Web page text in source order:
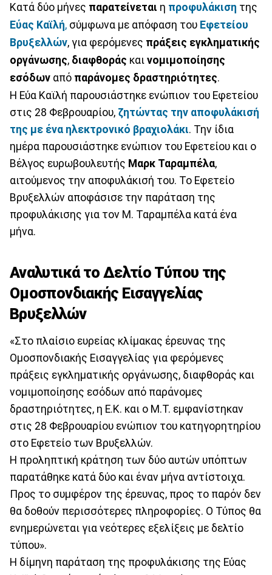
Κατά δύο μήνες παρατείνεται η προφυλάκιση της
Εύας Καϊλή, σύμφωνα με απόφαση του Εφετείου
Βρυξελλών, για φερόμενες πράξεις εγκληματικής
οργάνωσης, διαφθοράς και νομιμοποίησης
εσόδων από παράνομες δραστηριότητες.
Η Εύα Καϊλή παρουσιάστηκε ενώπιον του Εφετείου
στις 28 Φεβρουαρίου, ζητώντας την αποφυλάκισή
της με ένα ηλεκτρονικό βραχιολάκι. Την ίδια
ημέρα παρουσιάστηκε ενώπιον του Εφετείου και ο
Βέλγος ευρωβουλευτής Μαρκ Ταραμπέλα,
αιτούμενος την αποφυλάκισή του. Το Εφετείο
Βρυξελλών αποφάσισε την παράταση της
προφυλάκισης για τον Μ. Ταραμπέλα κατά ένα
μήνα.
Αναλυτικά το Δελτίο Τύπου της
Ομοσπονδιακής Εισαγγελίας
Βρυξελλών
«Στο πλαίσιο ευρείας κλίμακας έρευνας της
Ομοσπονδιακής Εισαγγελίας για φερόμενες
πράξεις εγκληματικής οργάνωσης, διαφθοράς και
νομιμοποίησης εσόδων από παράνομες
δραστηριότητες, η Ε.Κ. και ο Μ.Τ. εμφανίστηκαν
στις 28 Φεβρουαρίου ενώπιον του κατηγορητηρίου
στο Εφετείο των Βρυξελλών.
Η προληπτική κράτηση των δύο αυτών υπόπτων
παρατάθηκε κατά δύο και έναν μήνα αντίστοιχα.
Προς το συμφέρον της έρευνας, προς το παρόν δεν
θα δοθούν περισσότερες πληροφορίες. Ο Τύπος θα
ενημερώνεται για νεότερες εξελίξεις με δελτίο
τύπου».
Η δίμηνη παράταση της προφυλάκισης της Εύας